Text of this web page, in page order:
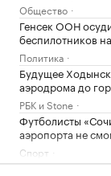
Общество
Генсек ООН
беспилотников
Политика
Будущее
аэродрома до
РБК и Stone
Футболисты
аэропорта не
Спорт
Винисиус